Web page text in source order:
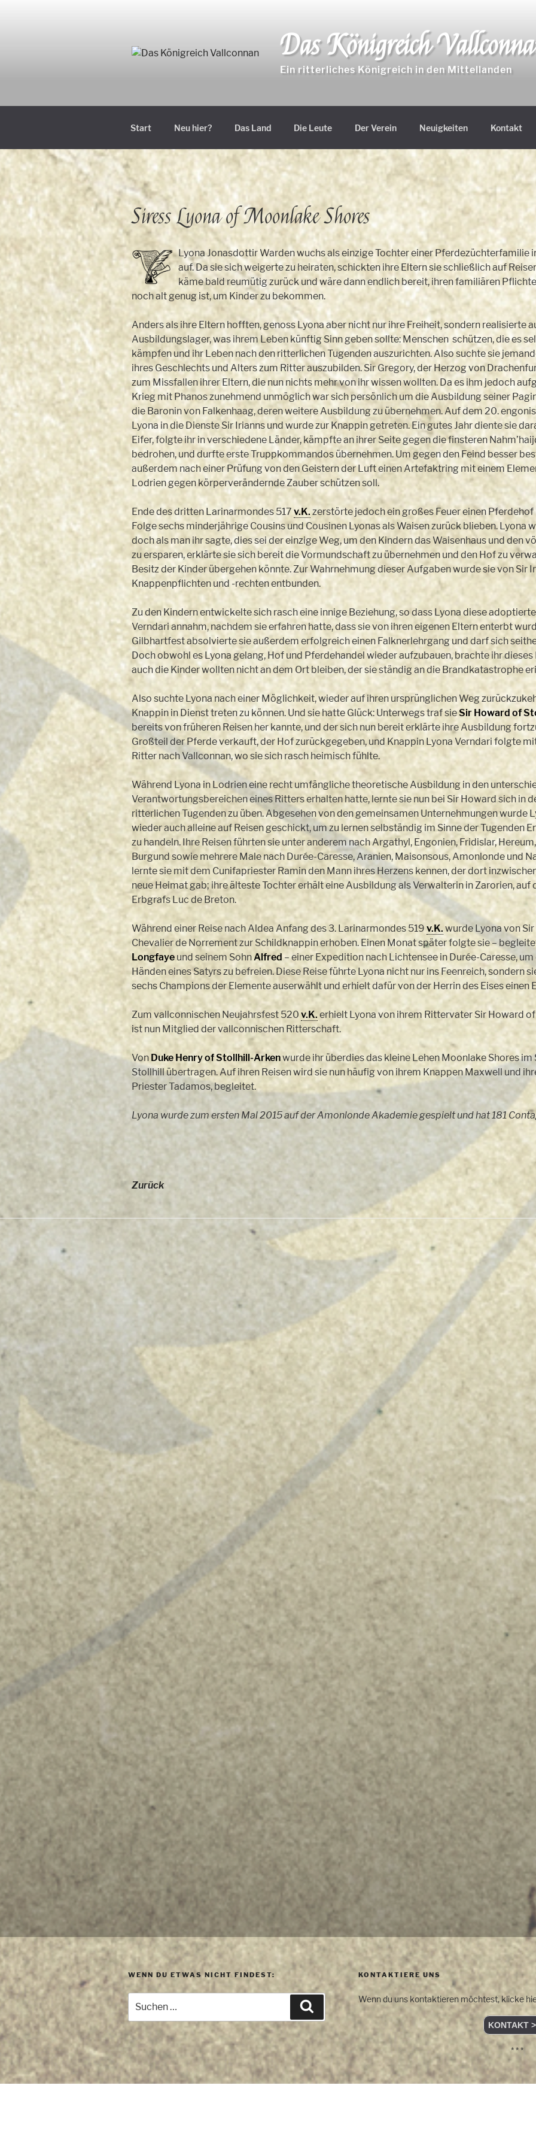
Das Königreich
Ein ritterliches Königreich in den Mittellanden
Start Neu hier? Das Land Die Leute Der Verein Neuigkeiten Kontakt
Siress Lyona of Moonlake Shores
Lyona Jonasdottir Warden wuchs als einzige Tochter einer Pferdezüchterfamilie
auf. Da sie sich weigerte zu heiraten, schickten ihre Eltern sie schließlich auf
käme bald reumütig zurück und wäre dann endlich bereit, ihren familiären
noch alt genug ist, um Kinder zu bekommen.
Anders als ihre Eltern hofften, genoss Lyona aber nicht nur ihre Freiheit, sondern realisierte
Ausbildungslager, was ihrem Leben künftig Sinn geben sollte: Menschen schützen, die es
kämpfen und ihr Leben nach den ritterlichen Tugenden auszurichten. Also suchte sie
ihres Geschlechts und Alters zum Ritter auszubilden. Sir Gregory, der Herzog von
zum Missfallen ihrer Eltern, die nun nichts mehr von ihr wissen wollten. Da es ihm jedoch
Krieg mit Phanos zunehmend unmöglich war sich persönlich um die Ausbildung seiner
die Baronin von Falkenhaag, deren weitere Ausbildung zu übernehmen. Auf dem 20.
Lyona in die Dienste Sir Irianns und wurde zur Knappin getreten. Ein gutes Jahr diente sie
Eifer, folgte ihr in verschiedene Länder, kämpfte an ihrer Seite gegen die finsteren
bedrohen, und durfte erste Truppkommandos übernehmen. Um gegen den Feind besser
außerdem nach einer Prüfung von den Geistern der Luft einen Artefaktring mit einem
Lodrien gegen körperverändernde Zauber schützen soll.
Ende des dritten Larinarmondes 517 v.K. zerstörte jedoch ein großes Feuer einen Pferdehof
Folge sechs minderjährige Cousins und Cousinen Lyonas als Waisen zurück blieben. Lyona
doch als man ihr sagte, dies sei der einzige Weg, um den Kindern das Waisenhaus und den
zu ersparen, erklärte sie sich bereit die Vormundschaft zu übernehmen und den Hof zu
Besitz der Kinder übergehen könnte. Zur Wahrnehmung dieser Aufgaben wurde sie von Sir
Knappenpflichten und -rechten entbunden.
Zu den Kindern entwickelte sich rasch eine innige Beziehung, so dass Lyona diese
Verndari annahm, nachdem sie erfahren hatte, dass sie von ihren eigenen Eltern enterbt
Gilbhartfest absolvierte sie außerdem erfolgreich einen Falknerlehrgang und darf sich
Doch obwohl es Lyona gelang, Hof und Pferdehandel wieder aufzubauen, brachte ihr
auch die Kinder wollten nicht an dem Ort bleiben, der sie ständig an die Brandkatastrophe
Also suchte Lyona nach einer Möglichkeit, wieder auf ihren ursprünglichen Weg
Knappin in Dienst treten zu können. Und sie hatte Glück: Unterwegs traf sieSir Howard of
bereits von früheren Reisen her kannte, und der sich nun bereit erklärte ihre Ausbildung
Großteil der Pferde verkauft, der Hof zurückgegeben, und Knappin Lyona Verndari folgte
Ritter nach Vallconnan, wo sie sich rasch heimisch fühlte.
Während Lyona in Lodrien eine recht umfängliche theoretische Ausbildung in den
Verantwortungsbereichen eines Ritters erhalten hatte, lernte sie nun bei Sir Howard sich in
ritterlichen Tugenden zu üben. Abgesehen von den gemeinsamen Unternehmungen wurde
wieder auch alleine auf Reisen geschickt, um zu lernen selbständig im Sinne der Tugenden
zu handeln. Ihre Reisen führten sie unter anderem nach Argathyl, Engonien, Fridislar,
Burgund sowie mehrere Male nach Durée-Caresse, Aranien, Maisonsous, Amonlonde und
lernte sie mit dem Cunifapriester Ramin den Mann ihres Herzens kennen, der dort
neue Heimat gab; ihre älteste Tochter erhält eine Ausbildung als Verwalterin in Zarorien,
Erbgrafs Luc de Breton.
Während einer Reise nach Aldea Anfang des 3. Larinarmondes 519 v.K. wurde Lyona von
Chevalier de Norrement zur Schildknappin erhoben. Einen Monat später folgte sie –
Longfaye und seinem Sohn Alfred – einer Expedition nach Lichtensee in Durée-Caresse,
Händen eines Satyrs zu befreien. Diese Reise führte Lyona nicht nur ins Feenreich, sondern
sechs Champions der Elemente auserwählt und erhielt dafür von der Herrin des Eises einen
Zum vallconnischen Neujahrsfest 520 v.K. erhielt Lyona von ihrem Rittervater Sir Howard
ist nun Mitglied der vallconnischen Ritterschaft.
Von Duke Henry of Stollhill-Arkenwurde ihr überdies das kleine Lehen Moonlake Shores
Stollhill übertragen. Auf ihren Reisen wird sie nun häufig von ihrem Knappen Maxwell und
Priester Tadamos, begleitet.
Lyona wurde zum ersten Mal 2015 auf der Amonlonde Akademie gespielt und hat 181
Zurück
WENN DU ETWAS NICHT FINDEST:
nach:
Suchen
KONTAKTIERE UNS
Wenn du uns kontaktieren möchtest, klicke
KONTAKT
* * *